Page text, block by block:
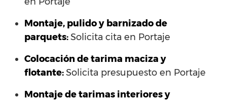
Montaje, pulido y barnizado de
parquets:Solicita cita en Portaje
Colocación de tarima maciza y
flotante:Solicita presupuesto en Portaje
Montaje de tarimas interiores y